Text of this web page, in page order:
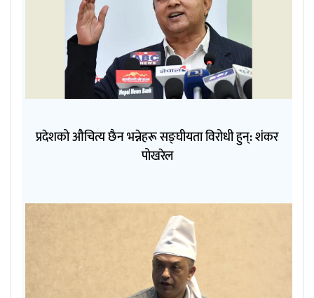
प्रदेशको औचित्य छैन भन्नेहरू सङ्घीयता विरोधी हुन्: शंकर
पोखरेल